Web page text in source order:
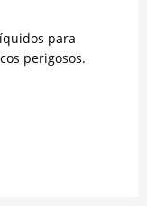
para
perigosos.